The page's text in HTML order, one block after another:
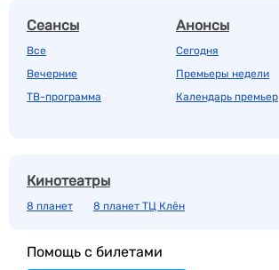
Сеансы
Все
Вечерние
ТВ-программа
Анонсы
Сегодня
Премьеры недели
Календарь премьер
Кинотеатры
8 планет 8 планет ТЦ Клён
Помощь с билетами